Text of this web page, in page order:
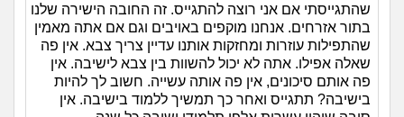
שהתגייסתי אם אני רוצה להתגייס. זה החובה הישירה שלנו
בתור אזרחים. אנחנו מוקפים באויבים וגם אם אתה מאמין
שהתפילות עוזרות ומחזקות אותנו עדיין צריך צבא. אין פה
שאלה אפילו. אתה לא יכול להשוות בין צבא לישיבה. אין
פה אותם סיכונים, אין פה אותה עשייה. חשוב לך להיות
בישיבה? תתגייס ואחר כך תמשיך ללמוד בישיבה. אין